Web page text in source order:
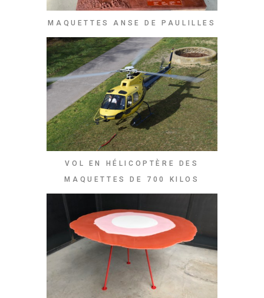
MAQUETTES ANSE DE PAULILLES
VOL EN HÉLICOPTÈRE DES
MAQUETTES DE 700 KILOS